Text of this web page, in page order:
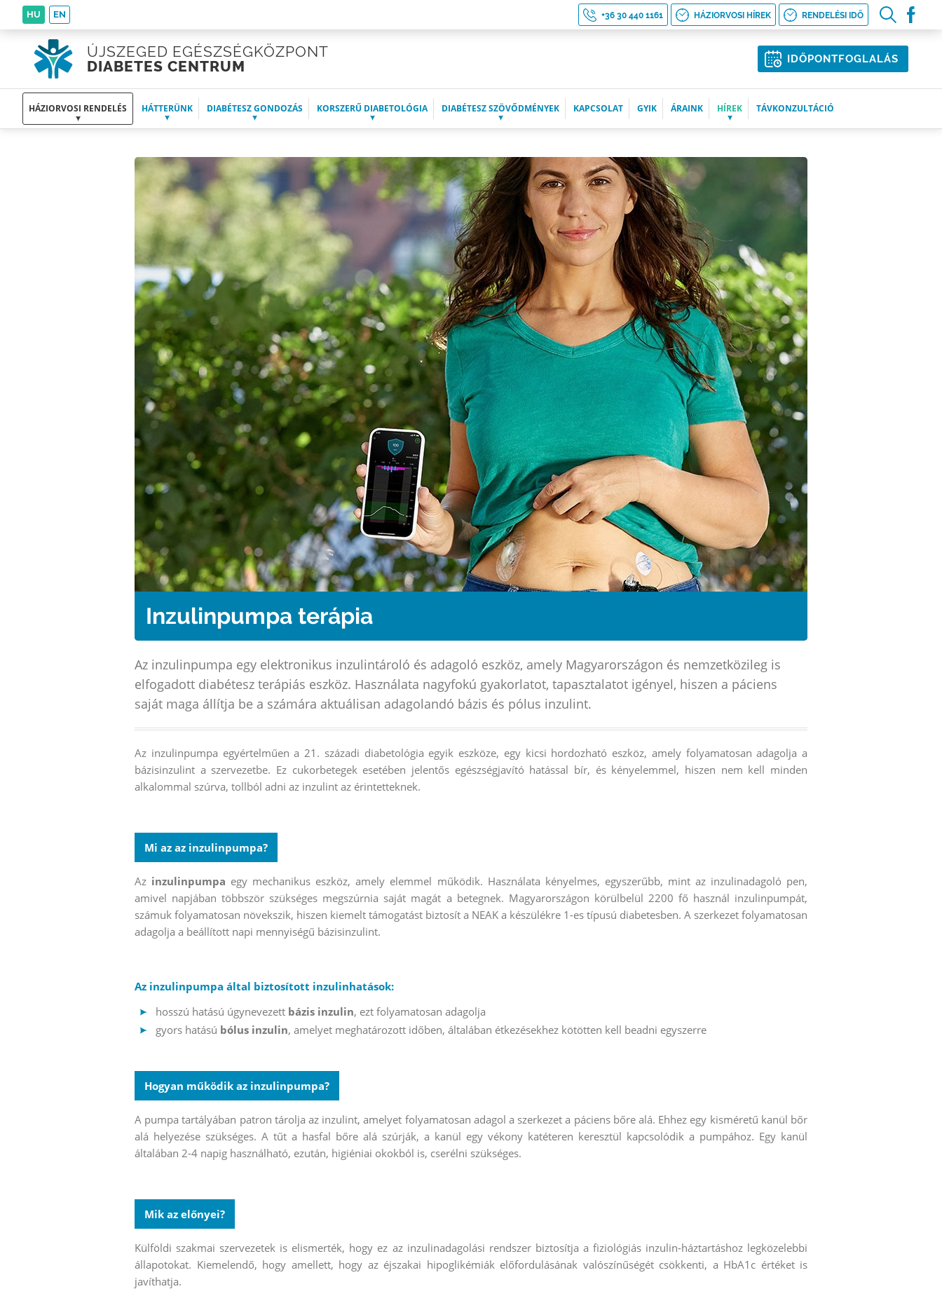
HU EN +36 30 440 1161 HÁZIORVOSI HÍREK RENDELÉSI IDŐ
ÚJSZEGED EGÉSZSÉGKÖZPONT
DIABETES CENTRUM
IDŐPONTFOGLALÁS
HÁZIORVOSI RENDELÉS HÁTTERÜNK DIABÉTESZ GONDOZÁS KORSZERŰ DIABETOLÓGIA DIABÉTESZ SZÖVŐDMÉNYEK KAPCSOLAT GYIK ÁRAINK HÍREK TÁVKONZULTÁCIÓ
Inzulinpumpa terápia
Az inzulinpumpa egy elektronikus inzulintároló és adagoló eszköz, amely Magyarországon és nemzetközileg is
elfogadott diabétesz terápiás eszköz. Használata nagyfokú gyakorlatot, tapasztalatot igényel, hiszen a páciens
saját maga állítja be a számára aktuálisan adagolandó bázis és pólus inzulint.
Az inzulinpumpa egyértelműen a 21. századi diabetológia egyik eszköze, egy kicsi hordozható eszköz, amely folyamatosan adagolja a
bázisinzulint a szervezetbe. Ez cukorbetegek esetében jelentős egészségjavító hatással bír, és kényelemmel, hiszen nem kell minden
alkalommal szúrva, tollból adni az inzulint az érintetteknek.
Mi az az inzulinpumpa?
Az inzulinpumpa egy mechanikus eszköz, amely elemmel működik. Használata kényelmes, egyszerűbb, mint az inzulinadagoló pen,
amivel napjában többször szükséges megszúrnia saját magát a betegnek. Magyarországon körülbelül 2200 fő használ inzulinpumpát,
számuk folyamatosan növekszik, hiszen kiemelt támogatást biztosít a NEAK a készülékre 1-es típusú diabetesben. A szerkezet folyamatosan
adagolja a beállított napi mennyiségű bázisinzulint.
Az inzulinpumpa által biztosított inzulinhatások:
hosszú hatású úgynevezett bázis inzulin, ezt folyamatosan adagolja
gyors hatású bólus inzulin, amelyet meghatározott időben, általában étkezésekhez kötötten kell beadni egyszerre
Hogyan működik az inzulinpumpa?
A pumpa tartályában patron tárolja az inzulint, amelyet folyamatosan adagol a szerkezet a páciens bőre alá. Ehhez egy kisméretű kanül bőr
alá helyezése szükséges. A tűt a hasfal bőre alá szúrják, a kanül egy vékony katéteren keresztül kapcsolódik a pumpához. Egy kanül
általában 2-4 napig használható, ezután, higiéniai okokból is, cserélni szükséges.
Mik az előnyei?
Külföldi szakmai szervezetek is elismerték, hogy ez az inzulinadagolási rendszer biztosítja a fiziológiás inzulin-háztartáshoz legközelebbi
állapotokat. Kiemelendő, hogy amellett, hogy az éjszakai hipoglikémiák előfordulásának valószínűségét csökkenti, a HbA1c értéket is
javíthatja.